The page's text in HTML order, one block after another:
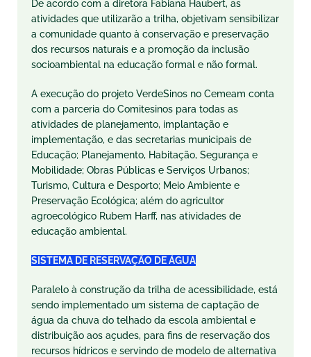
De acordo com a diretora Fabiana Haubert, as
atividades que utilizarão a trilha, objetivam sensibilizar
a comunidade quanto à conservação e preservação
dos recursos naturais e a promoção da inclusão
socioambiental na educação formal e não formal.
A execução do projeto VerdeSinos no Cemeam conta
com a parceria do Comitesinos para todas as
atividades de planejamento, implantação e
implementação, e das secretarias municipais de
Educação; Planejamento, Habitação, Segurança e
Mobilidade; Obras Públicas e Serviços Urbanos;
Turismo, Cultura e Desporto; Meio Ambiente e
Preservação Ecológica; além do agricultor
agroecológico Rubem Harff, nas atividades de
educação ambiental.
SISTEMA DE RESERVAÇÃO DE ÁGUA
Paralelo à construção da trilha de acessibilidade, está
sendo implementado um sistema de captação de
água da chuva do telhado da escola ambiental e
distribuição aos açudes, para fins de reservação dos
recursos hídricos e servindo de modelo de alternativa